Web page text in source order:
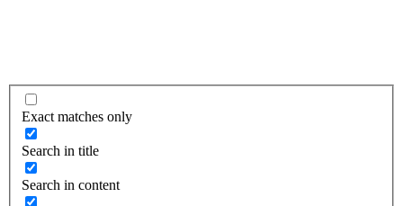
Exact matches only
Search in title
Search in content